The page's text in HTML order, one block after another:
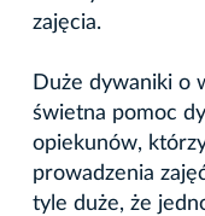
zajęcia.
Duże dywaniki o
świetna pomoc
opiekunów,
prowadzenia
tyle duże, że